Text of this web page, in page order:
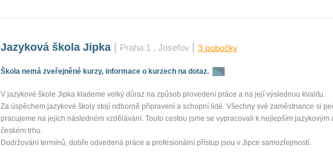
Jazyková škola Jipka Praha 1 , Josefov 3 pobočky
Škola nemá zveřejněné kurzy, informace o kurzech na dotaz. sk
V jazykové škole Jipka klademe velký důraz na způsob provedení práce a na její výslednou kvalitu.
Za úspěchem jazykové školy stojí odborně připravení a schopní lidé. Všechny své zaměstnance si
pracujeme na jejich následném vzdělávání. Touto cestou jsme se vypracovali k nejlepším jazykovým
českém trhu.
Dodržování termínů, dobře odvedená práce a profesionální přístup jsou v Jipce samozřejmostí.